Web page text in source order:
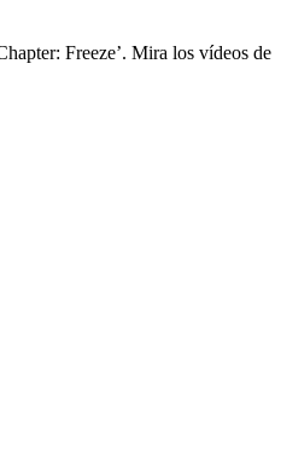
Freeze’. Mira los vídeos de